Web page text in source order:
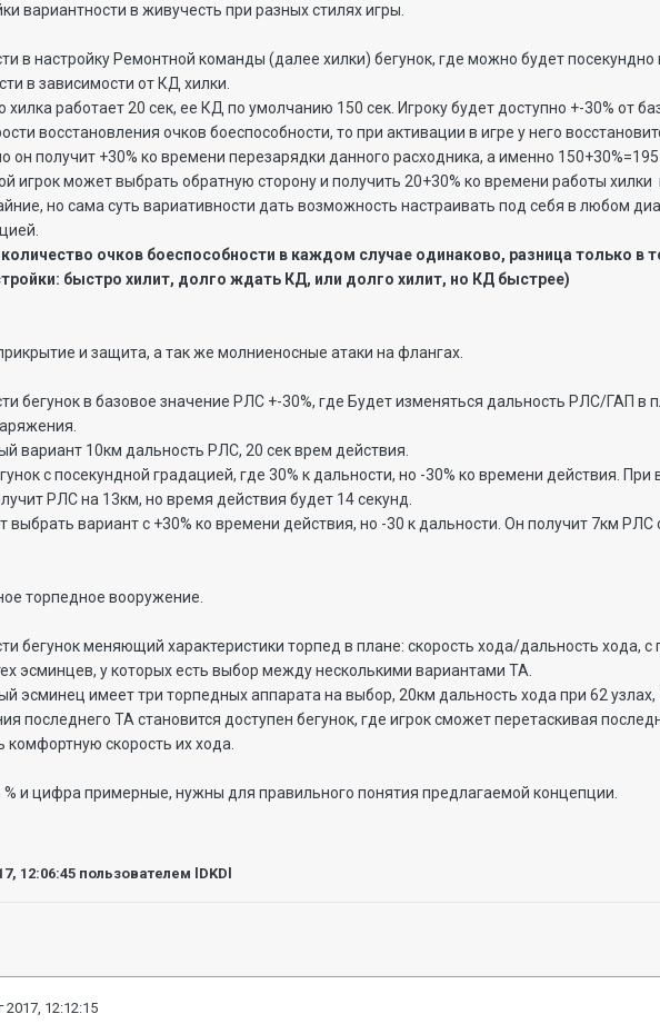
вариантности в живучесть при разных стилях игры.
в настройку Ремонтной команды (далее хилки) бегунок, где можно будет посекундно
в зависимости от КД хилки.
хилка работает 20 сек, ее КД по умолчанию 150 сек. Игроку будет доступно +-30% от
восстановления очков боеспособности, то при активации в игре у него
он получит +30% ко времени перезарядки данного расходника, а именно 150+30%=195
игрок может выбрать обратную сторону и получить 20+30% ко времени работы хилки
но сама суть вариативности дать возможность настраивать под себя в любом
очков боеспособности в каждом случае одинаково, разница только в
быстро хилит, долго ждать КД, или долго хилит, но КД быстрее)
и защита, а так же молниеносные атаки на флангах.
бегунок в базовое значение РЛС +-30%, где Будет изменяться дальность РЛС/ГАП в
вариант 10км дальность РЛС, 20 сек врем действия.
с посекундной градацией, где 30% к дальности, но -30% ко времени действия. При
РЛС на 13км, но время действия будет 14 секунд.
выбрать вариант с +30% ко времени действия, но -30 к дальности. Он получит 7км РЛС
торпедное вооружение.
бегунок меняющий характеристики торпед в плане: скорость хода/дальность хода, с
эсминцев, у которых есть выбор между несколькими вариантами ТА.
эсминец имеет три торпедных аппарата на выбор, 20км дальность хода при 62 узлах,
последнего ТА становится доступен бегунок, где игрок сможет перетаскивая
комфортную скорость их хода.
и цифра примерные, нужны для правильного понятия предлагаемой концепции.
12:06:45 пользователем lDKDl
2017, 12:12:15